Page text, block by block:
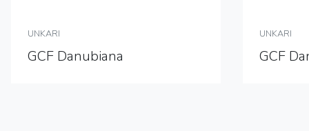
UNKARI
GCF Danubiana
UNKARI
GCF